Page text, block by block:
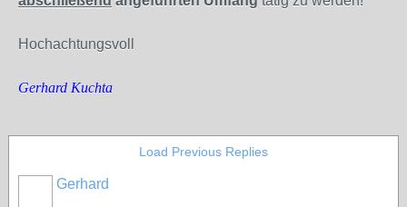
Hochachtungsvoll
Gerhard Kuchta
Load Previous Replies
Gerhard